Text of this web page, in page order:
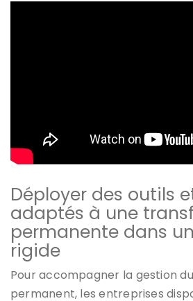
Déployer des outils
adaptés à une
permanente dans
rigide
Pour accompagner la gestion
permanent, les entreprises